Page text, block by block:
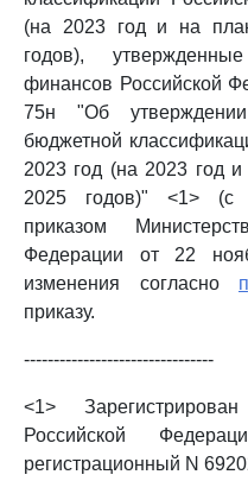
(на 2023 год и на
годов),
финансов Российской
75н "Об
бюджетной
2023 год (на 2023 год
2025 годов)" <1> (с
приказом
Федерации от 22
изменения согласно
приказу.
--------------------------------
<1>
Российской
регистрационный N